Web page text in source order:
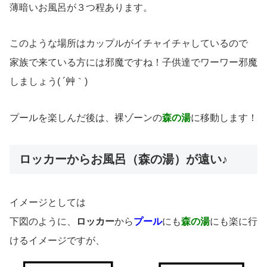
薄暗いお風呂が３つ程あります。
このような場所はカップルがイチャイチャしているので
家族で来ている方には邪魔ですね！子供達でワーワー邪魔
しましょう( ´艸｀)
プールを楽しんだ後は、裸ゾーンの森の湯に移動します！
ロッカーからお風呂（森の湯）が遠い♪
イメージとしては
下図のように、
ロッカーからプールにも森の湯にも楽に行
けるイメージですが、